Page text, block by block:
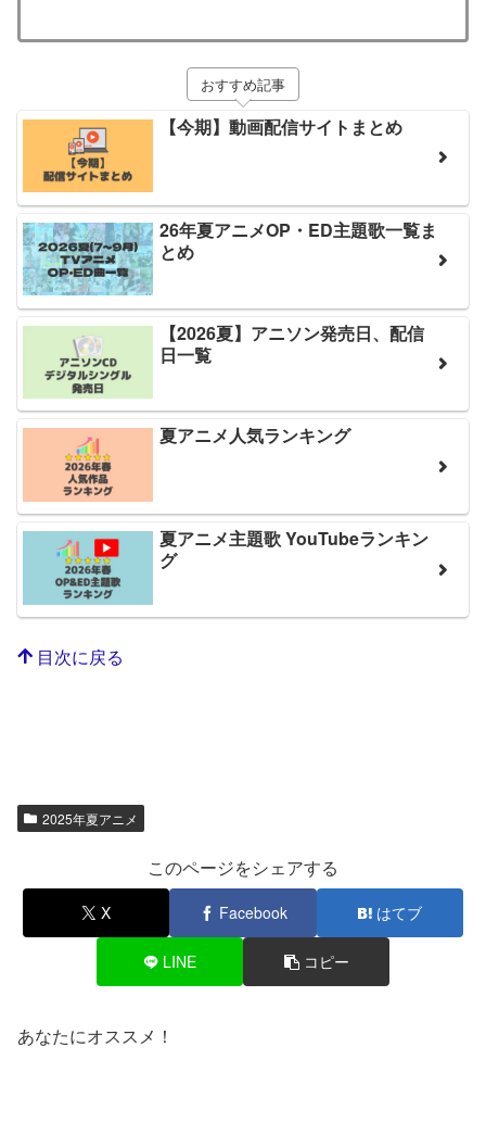
おすすめ記事
【今期】動画配信サイトまとめ
26年夏アニメOP・ED主題歌一覧ま
とめ
【2026夏】アニソン発売日、配信
日一覧
夏アニメ人気ランキング
夏アニメ主題歌 YouTubeランキン
グ
目次に戻る
2025年夏アニメ
このページをシェアする
X Facebook はてブ
LINE コピー
あなたにオススメ！